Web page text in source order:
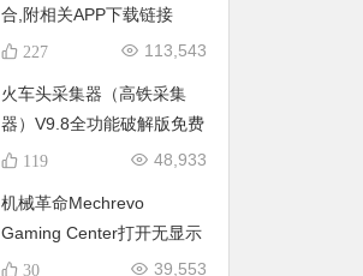
合,附相关APP下载链接
113,543
227
火车头采集器（高铁采集
器）V9.8全功能破解版免费
下载，亲测可用哦。 48,933
119
机械革命Mechrevo
Gaming Center打开无显示
的终极解决办法
39,553
30